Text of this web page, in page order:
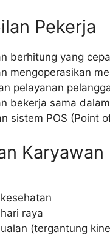
Pekerja
berhitung yang
mengoperasikan
pelayanan
bekerja sama
sistem POS (Point
Karyawan
raya
(tergantung